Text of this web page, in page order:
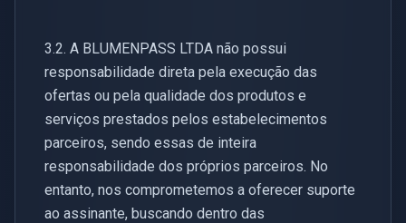
3.2. A BLUMENPASS LTDA não possui
responsabilidade direta pela execução das
ofertas ou pela qualidade dos produtos e
serviços prestados pelos estabelecimentos
parceiros, sendo essas de inteira
responsabilidade dos próprios parceiros. No
entanto, nos comprometemos a oferecer suporte
ao assinante, buscando dentro das